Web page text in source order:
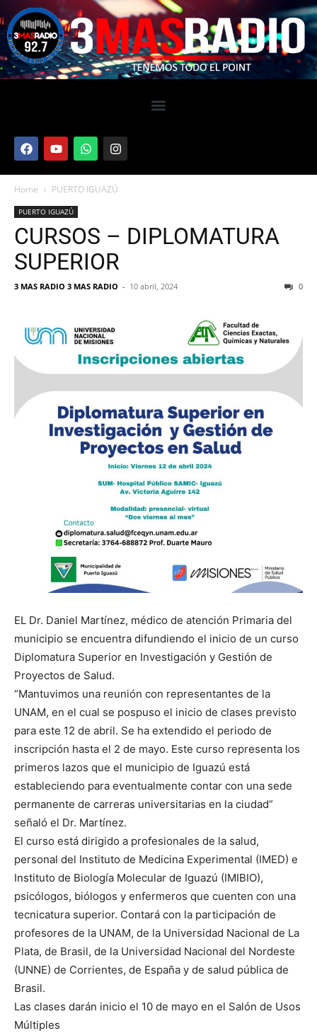
Home PUERTO IGUAZÚ
PUERTO IGUAZÚ
CURSOS – DIPLOMATURA
SUPERIOR
3 MAS RADIO 3 MAS RADIO - 10 abril, 2024 0
EL Dr. Daniel Martínez, médico de atención Primaria del
municipio se encuentra difundiendo el inicio de un curso
Diplomatura Superior en Investigación y Gestión de
Proyectos de Salud.
“Mantuvimos una reunión con representantes de la
UNAM, en el cual se pospuso el inicio de clases previsto
para este 12 de abril. Se ha extendido el periodo de
inscripción hasta el 2 de mayo. Este curso representa los
primeros lazos que el municipio de Iguazú está
estableciendo para eventualmente contar con una sede
permanente de carreras universitarias en la ciudad”
señaló el Dr. Martínez.
El curso está dirigido a profesionales de la salud,
personal del Instituto de Medicina Experimental (IMED) e
Instituto de Biología Molecular de Iguazú (IMIBIO),
psicólogos, biólogos y enfermeros que cuenten con una
tecnicatura superior. Contará con la participación de
profesores de la UNAM, de la Universidad Nacional de La
Plata, de Brasil, de la Universidad Nacional del Nordeste
(UNNE) de Corrientes, de España y de salud pública de
Brasil.
Las clases darán inicio el 10 de mayo en el Salón de Usos
Múltiples